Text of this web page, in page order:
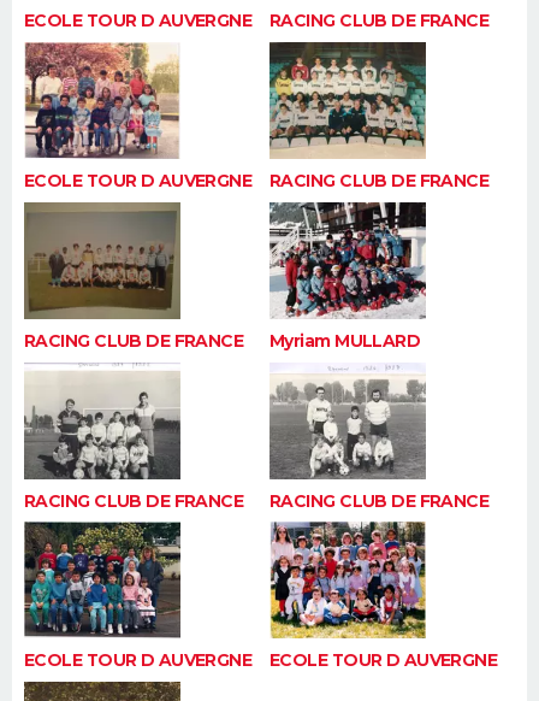
ECOLE TOUR D AUVERGNE RACING CLUB DE FRANCE
ECOLE TOUR D AUVERGNE RACING CLUB DE FRANCE
RACING CLUB DE FRANCE Myriam MULLARD
RACING CLUB DE FRANCE RACING CLUB DE FRANCE
ECOLE TOUR D AUVERGNE ECOLE TOUR D AUVERGNE